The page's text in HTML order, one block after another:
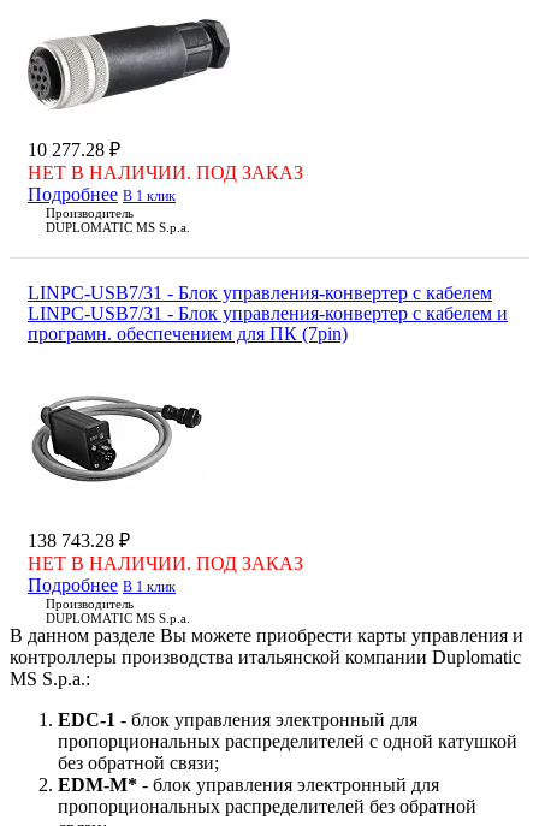
10 277.28 ₽
НЕТ В НАЛИЧИИ. ПОД ЗАКАЗ
Подробнее В 1 клик
Производитель
DUPLOMATIC MS S.p.a.
LINPC-USB7/31 - Блок управления-конвертер с кабелем
LINPC-USB7/31 - Блок управления-конвертер с кабелем и
програмн. обеспечением для ПК (7pin)
138 743.28 ₽
НЕТ В НАЛИЧИИ. ПОД ЗАКАЗ
Подробнее В 1 клик
Производитель
DUPLOMATIC MS S.p.a.
В данном разделе Вы можете приобрести карты управления и
контроллеры производства итальянской компании Duplomatic
MS S.p.a.:
EDC-1 - блок управления электронный для
пропорциональных распределителей с одной катушкой
без обратной связи;
EDM-M* - блок управления электронный для
пропорциональных распределителей без обратной